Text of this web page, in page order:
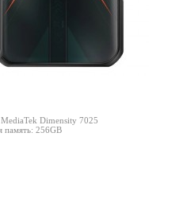
Dimensity 7025
память: 256GB